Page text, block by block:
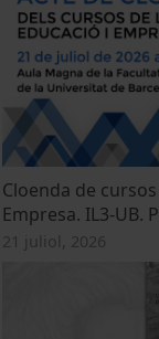
Cloenda de
Empresa. IL3-UB.
21 juliol, 2026